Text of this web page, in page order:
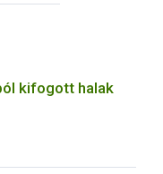
kifogott halak